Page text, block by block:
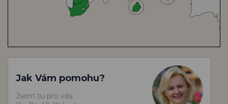
Jak Vám pomohu?
Jsem tu pro vás.